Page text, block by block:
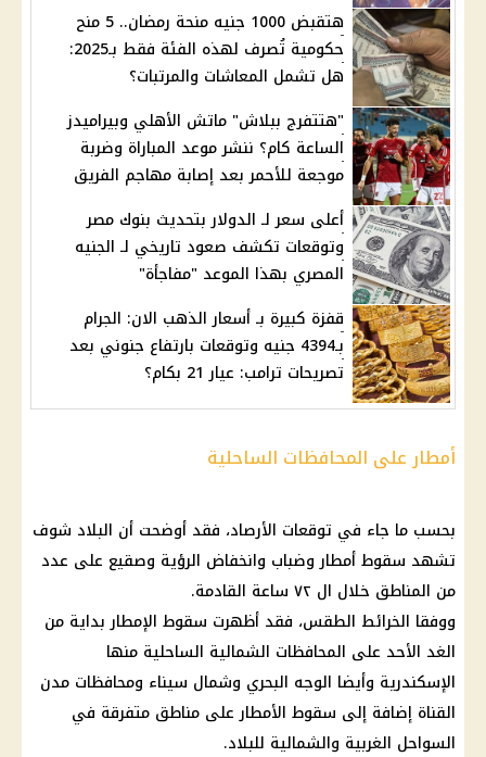
هتقبض 1000 جنيه منحة رمضان.. 5 منح
حكومية تُصرف لهذه الفئة فقط بـ2025:
هل تشمل المعاشات والمرتبات؟
"هتتفرج ببلاش" ماتش الأهلي وبيراميدز
الساعة كام؟ ننشر موعد المباراة وضربة
موجعة للأحمر بعد إصابة مهاجم الفريق
أعلى سعر لـ الدولار بتحديث بنوك مصر
وتوقعات تكشف صعود تاريخي لـ الجنيه
المصري بهذا الموعد "مفاجأة"
قفزة كبيرة بـ أسعار الذهب الان: الجرام
بـ4394 جنيه وتوقعات بارتفاع جنوني بعد
تصريحات ترامب: عيار 21 بكام؟
أمطار على المحافظات الساحلية
بحسب ما جاء في توقعات الأرصاد، فقد أوضحت أن البلاد شوف
تشهد سقوط أمطاروضباب وانخفاض الرؤية وصقيع على عدد
من المناطق خلال ال ٧٢ ساعة القادمة.
ووفقا الخرائط الطقس، فقد أظهرت سقوط الإمطاربداية من
الغد الأحد على المحافظات الشمالية الساحلية منها
الإسكندرية وأيضا الوجه البحري وشمال سيناء ومحافظات مدن
القناة إضافة إلى سقوط الأمطارعلى مناطق متفرقة في
السواحل الغربية والشمالية للبلاد.